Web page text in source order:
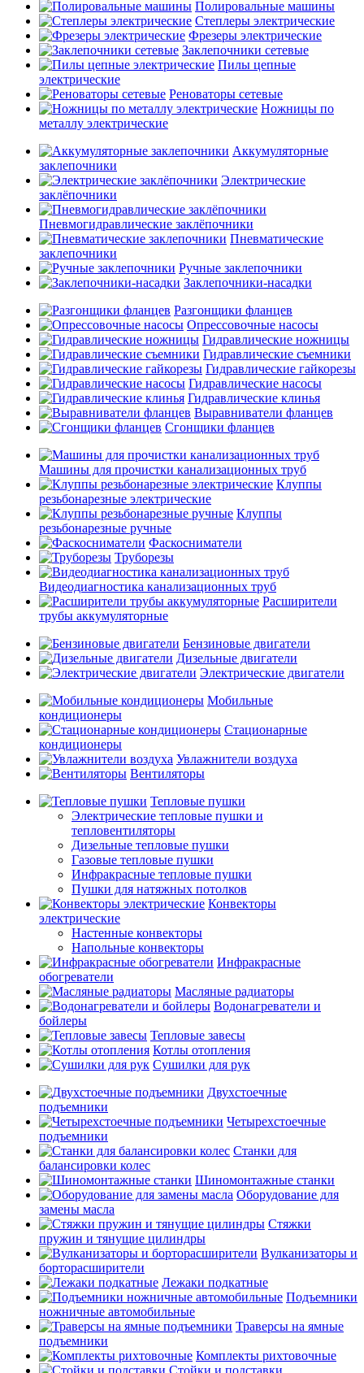
Полировальные машины
Степлеры электрические
Фрезеры электрические
Заклепочники сетевые
Пилы цепные
электрические
Реноваторы сетевые
Ножницы по
металлу электрические
Аккумуляторные
заклепочники
Электрические
заклёпочники
Пневмогидравлические заклёпочники
Пневматические
заклепочники
Ручные заклепочники
Заклепочники-насадки
Разгонщики фланцев
Опрессовочные насосы
Гидравлические ножницы
Гидравлические съемники
Гидравлические гайкорезы
Гидравлические насосы
Гидравлические клинья
Выравниватели фланцев
Сгонщики фланцев
Машины для прочистки канализационных труб
Клуппы
резьбонарезные электрические
Клуппы
резьбонарезные ручные
Фаскосниматели
Труборезы
Видеодиагностика канализационных труб
Расширители
трубы аккумуляторные
Бензиновые двигатели
Дизельные двигатели
Электрические двигатели
Мобильные
кондиционеры
Стационарные
кондиционеры
Увлажнители воздуха
Вентиляторы
Тепловые пушки
Электрические тепловые пушки и
тепловентиляторы
Дизельные тепловые пушки
Газовые тепловые пушки
Инфракрасные тепловые пушки
Пушки для натяжных потолков
Конвекторы
электрические
Настенные конвекторы
Напольные конвекторы
Инфракрасные
обогреватели
Масляные радиаторы
Водонагреватели и
бойлеры
Тепловые завесы
Котлы отопления
Сушилки для рук
Двухстоечные
подъемники
Четырехстоечные
подъемники
Станки для
балансировки колес
Шиномонтажные станки
Оборудование для
замены масла
Стяжки
пружин и тянущие цилиндры
Вулканизаторы и
борторасширители
Лежаки подкатные
Подъемники
ножничные автомобильные
Траверсы на ямные
подъемники
Комплекты рихтовочные
Стойки и подставки